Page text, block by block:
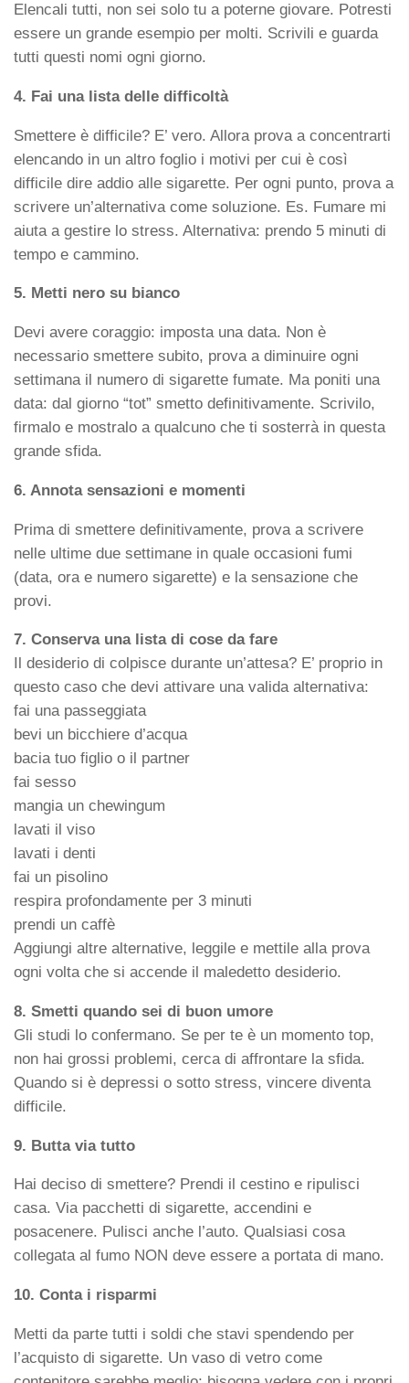
Elencali tutti, non sei solo tu a poterne giovare. Potresti
essere un grande esempio per molti. Scrivili e guarda
tutti questi nomi ogni giorno.
4. Fai una lista delle difficoltà
Smettere è difficile? E’ vero. Allora prova a concentrarti
elencando in un altro foglio i motivi per cui è così
difficile dire addio alle sigarette. Per ogni punto, prova a
scrivere un’alternativa come soluzione. Es. Fumare mi
aiuta a gestire lo stress. Alternativa: prendo 5 minuti di
tempo e cammino.
5. Metti nero su bianco
Devi avere coraggio: imposta una data. Non è
necessario smettere subito, prova a diminuire ogni
settimana il numero di sigarette fumate. Ma poniti una
data: dal giorno “tot” smetto definitivamente. Scrivilo,
firmalo e mostralo a qualcuno che ti sosterrà in questa
grande sfida.
6. Annota sensazioni e momenti
Prima di smettere definitivamente, prova a scrivere
nelle ultime due settimane in quale occasioni fumi
(data, ora e numero sigarette) e la sensazione che
provi.
7. Conserva una lista di cose da fare
Il desiderio di colpisce durante un’attesa? E’ proprio in
questo caso che devi attivare una valida alternativa:
fai una passeggiata
bevi un bicchiere d’acqua
bacia tuo figlio o il partner
fai sesso
mangia un chewingum
lavati il viso
lavati i denti
fai un pisolino
respira profondamente per 3 minuti
prendi un caffè
Aggiungi altre alternative, leggile e mettile alla prova
ogni volta che si accende il maledetto desiderio.
8. Smetti quando sei di buon umore
Gli studi lo confermano. Se per te è un momento top,
non hai grossi problemi, cerca di affrontare la sfida.
Quando si è depressi o sotto stress, vincere diventa
difficile.
9. Butta via tutto
Hai deciso di smettere? Prendi il cestino e ripulisci
casa. Via pacchetti di sigarette, accendini e
posacenere. Pulisci anche l’auto. Qualsiasi cosa
collegata al fumo NON deve essere a portata di mano.
10. Conta i risparmi
Metti da parte tutti i soldi che stavi spendendo per
l’acquisto di sigarette. Un vaso di vetro come